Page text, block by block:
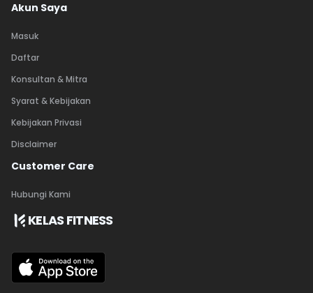
Akun Saya
Masuk
Daftar
Konsultan & Mitra
Syarat & Kebijakan
Kebijakan Privasi
Disclaimer
Customer Care
Hubungi Kami
KELAS FITNESS